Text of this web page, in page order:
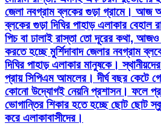
জেলা নবগ্রাম ব্লকের গুড়া গ্রামে। আজ
ব্লকের গুড়া দিঘির পাহাড় এলাকার বেহাল
পিচ বা ঢালাই রাস্তা তো দূরের কথা, আজও
করতে হচ্ছে মুর্শিদাবাদ জেলার নবগ্রাম
দিঘির পাহাড় এলাকার মানুষকে।
প্রায় সিপিএম আমলের। দীর্ঘ বছর কেটে
কোনো উদ্যোগই নেয়নি প্রশাসন। ফলে
ভোগান্তির শিকার হতে হচ্ছে ছোট ছোট
করে এলাকাবাসীদের।